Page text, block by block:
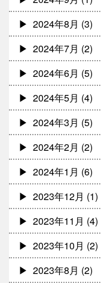
2024年8月 (3)
2024年7月 (2)
2024年6月 (5)
2024年5月 (4)
2024年3月 (5)
2024年2月 (2)
2024年1月 (6)
2023年12月 (1)
2023年11月 (4)
2023年10月 (2)
2023年8月 (2)